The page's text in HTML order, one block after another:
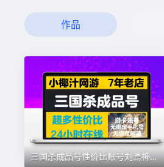
作品
三国杀成品号性价比账号刘焉神郭嘉神荀彧杜预沮授太史慈钟会关羽